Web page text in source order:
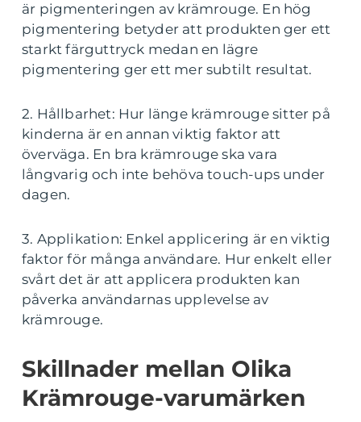
är pigmenteringen av krämrouge. En hög
pigmentering betyder att produkten ger ett
starkt färguttryck medan en lägre
pigmentering ger ett mer subtilt resultat.
2. Hållbarhet: Hur länge krämrouge sitter på
kinderna är en annan viktig faktor att
överväga. En bra krämrouge ska vara
långvarig och inte behöva touch-ups under
dagen.
3. Applikation: Enkel applicering är en viktig
faktor för många användare. Hur enkelt eller
svårt det är att applicera produkten kan
påverka användarnas upplevelse av
krämrouge.
Skillnader mellan Olika
Krämrouge-varumärken